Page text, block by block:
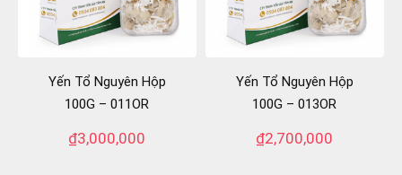
Yến Tổ Nguyên Hộp
100G – 011OR
₫3,000,000
Yến Tổ Nguyên Hộp
100G – 013OR
₫2,700,000